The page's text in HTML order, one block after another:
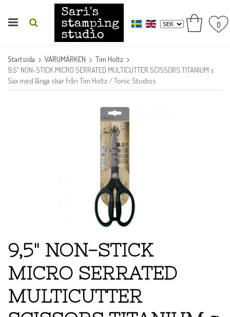
0
Startsida VARUMÄRKEN
Tim Holtz
9,5" NON-STICK MICRO SERRATED MULTICUTTER SCISSORS TITANIUM s
Sax med långa skär från Tim Holtz / Tonic Studios
9,5" NON-STICK
MICRO SERRATED
MULTICUTTER